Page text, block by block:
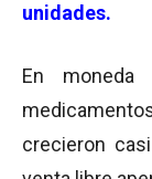
unidades.
En moneda
crecieron